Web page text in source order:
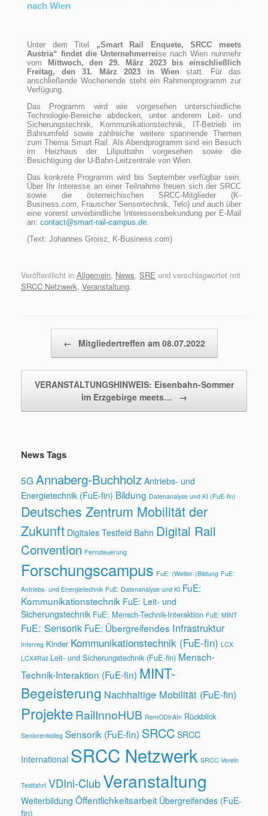
nach Wien
Unter dem Titel „Smart Rail Enquete, SRCC meets
Austria“ findet die Unternehmerreise nach Wien nunmehr
vom
Mittwoch, den 29. März 2023 bis einschließlich
Freitag, den 31. März 2023 in Wien statt. Für das
anschließende Wochenende steht ein Rahmenprogramm zur
Verfügung.
Das Programm wird wie vorgesehen unterschiedliche
Technologie-Bereiche abdecken, unter anderem Leit- und
Sicherungstechnik, Kommunikationstechnik, IT-Betrieb im
Bahnumfeld sowie zahlreiche weitere spannende Themen
zum Thema Smart Rail. Als Abendprogramm sind ein Besuch
im Heiz­haus der Liliputbahn vorgesehen sowie die
Besichtigung der U-Bahn-Leitzentrale von Wien.
Das konkrete Programm wird bis September verfügbar sein.
Über Ihr Interesse an einer Teilnahme freuen sich der SRCC
sowie die österreichischen SRCC-Mitglieder (K-
Business.com, Frauscher Sensortechnik, Telo) und auch über
eine vorerst unverbindliche Interessensbekundung per E-Mail
an: contact@smart-rail-campus.de.
(Text: Johannes Groisz, K-Business.com)
Veröffentlicht in Allgemein, News, SRE und verschlagwortet mit
SRCC Netzwerk, Veranstaltung.
← Mitgliedertreffen am 08.07.2022
VERANSTALTUNGSHINWEIS: Eisenbahn-Sommer
im Erzgebirge meets…
→
News Tags
5G Annaberg-Buchholz Antriebs- und
Energietechnik (FuE-fin) Bildung Datenanalyse und KI (FuE-fin)
Deutsches Zentrum Mobilität der
Zukunft Digitales Testfeld Bahn Digital Rail
Convention Fernsteuerung
Forschungscampus FuE: (Weiter-)Bildung FuE:
Antriebs- und Energietechnik FuE: Datenanalyse und KI FuE:
Kommunikationstechnik FuE: Leit- und
Sicherungstechnik FuE: Mensch-Technik-Interaktion FuE: MINT
FuE: Sensorik FuE: Übergreifendes Infrastruktur
Interreg Kinder Kommunikationstechnik (FuE-fin) LCX
LCX4Rail Leit- und Sicherungstechnik (FuE-fin) Mensch-
Technik-Interaktion (FuE-fin) MINT-
Begeisterung Nachhaltige Mobilität (FuE-fin)
ProjekteRailInnoHUB RemODtrAIn Rückblick
Seniorenkolleg Sensorik (FuE-fin) SRCC SRCC
International SRCC Netzwerk SRCC Verein
Testfahrt VDIni-ClubVeranstaltung
Weiterbildung Öffentlichkeitsarbeit Übergreifendes (FuE-
fin)